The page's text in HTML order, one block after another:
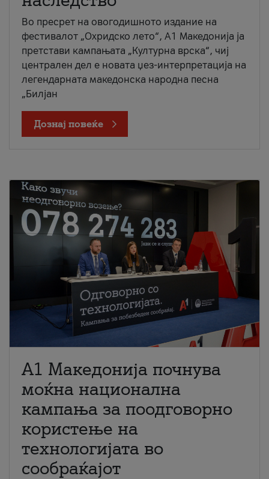
Во пресрет на овогодишното издание на
фестивалот „Охридско лето“, А1 Македонија ја
претстави кампањата „Културна врска“, чиј
централен дел е новата џез-интерпретација на
легендарната македонска народна песна
„Билјан
Дознај повеќе
A1 Македонија почнува
моќна национална
кампања за поодговорно
користење на
технологијата во
сообраќајот